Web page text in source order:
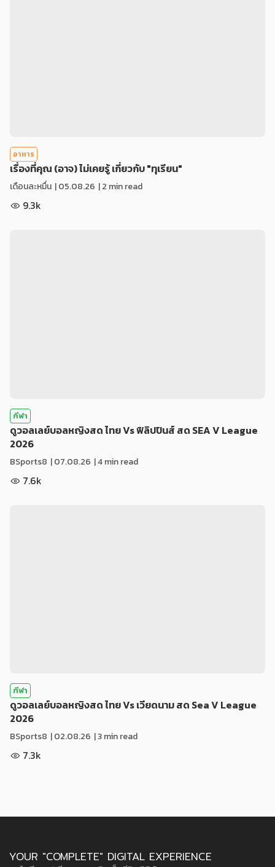
อาหาร
เรื่องที่คุณ (อาจ) ไม่เคยรู้ เกี่ยวกับ "ทุเรียน"
เดือนละหมื่น |05.08.26 | 2 min read
9.3k
กีฬา
ดูวอลเลย์บอลหญิงสด ไทย Vs ฟิลิปปินส์ สด SEA V League
2026
BSports8 |07.08.26 | 4 min read
7.6k
กีฬา
ดูวอลเลย์บอลหญิงสด ไทย Vs เวียดนาม สด Sea V League
2026
BSports8 |02.08.26 | 3 min read
7.3k
YOUR "COMPLETE" DIGITAL EXPERIENCE